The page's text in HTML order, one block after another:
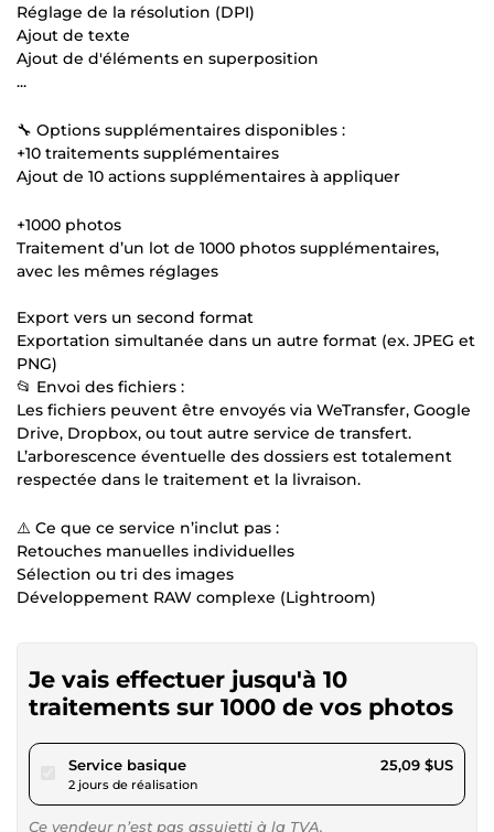
Réglage de la résolution (DPI)
Ajout de texte
Ajout de d'éléments en superposition
...
🔧 Options supplémentaires disponibles :
+10 traitements supplémentaires
Ajout de 10 actions supplémentaires à appliquer
+1000 photos
Traitement d’un lot de 1000 photos supplémentaires,
avec les mêmes réglages
Export vers un second format
Exportation simultanée dans un autre format (ex. JPEG et
PNG)
📂 Envoi des fichiers :
Les fichiers peuvent être envoyés via WeTransfer, Google
Drive, Dropbox, ou tout autre service de transfert.
L’arborescence éventuelle des dossiers est totalement
respectée dans le traitement et la livraison.
⚠️ Ce que ce service n’inclut pas :
Retouches manuelles individuelles
Sélection ou tri des images
Développement RAW complexe (Lightroom)
Je vais effectuer jusqu'à 10
traitements sur 1000 de vos photos
Service basiquepour 23,12 $US
2 jours de réalisation
25,09 $US
Ce vendeur n’est pas assujetti à la TVA.